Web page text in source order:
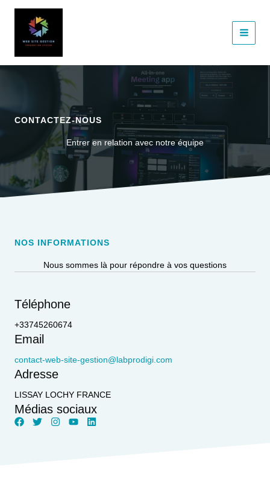
contenu
CONTACTEZ-NOUS
Entrer en relation avec notre équipe
NOS INFORMATIONS
Nous sommes là pour répondre à vos questions
Téléphone
+33745260674
Email
contact-web-site-gestion@labprodigi.com
Adresse
LISSAY LOCHY FRANCE
Médias sociaux